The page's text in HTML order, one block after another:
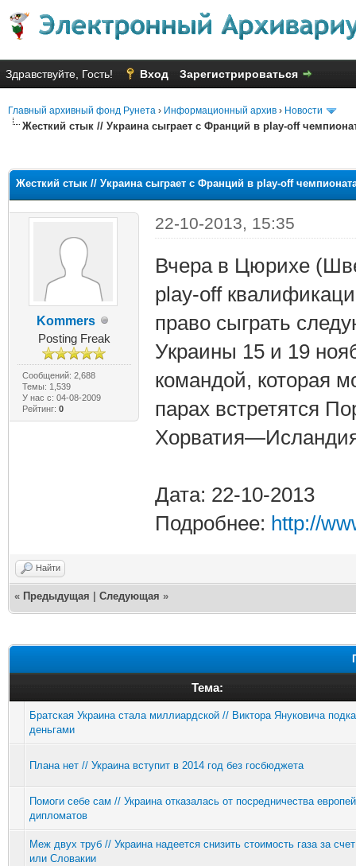
Здравствуйте, Гость! Вход Зарегистрироваться
Главный архивный фонд Рунета › Информационный архив › Новости
Жесткий стык // Украина сыграет с Франций в play-off
Жесткий стык // Украина сыграет с Франций в play-off
Kommers
Posting Freak
Сообщений: 2,688
Темы: 1,539
У нас с: 04-08-2009
Рейтинг: 0
22-10-2013, 15:35
Вчера в Цюрихе
play-off
право сыграть
Украины 15 и 19
командой, которая
парах встретятся
Дата: 22-10-2013
Подробнее: http://
Найти
« Предыдущая Следующая »
Тема:
Братская Украина стала миллиардской // Виктора Януковича
деньгами
Плана нет // Украина вступит в 2014 год без госбюджета
Помоги себе сам // Украина отказалась от посредничества
дипломатов
Меж двух труб // Украина надеется снизить стоимость газа за
или Словакии